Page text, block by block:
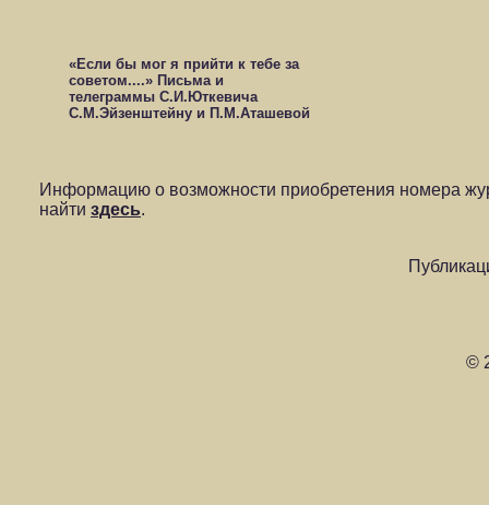
«Если бы мог я прийти к тебе за
советом....» Письма и
телеграммы С.И.Юткевича
С.М.Эйзенштейну и П.М.Аташевой
Информацию о возможности приобретения номера
найти здесь.
©